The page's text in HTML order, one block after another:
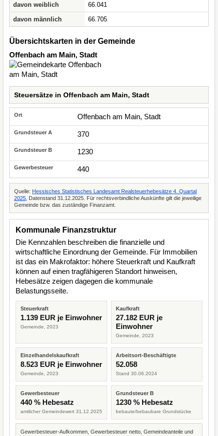
davon weiblich
66.041
davon männlich
66.705
Übersichtskarten in der Gemeinde
Offenbach am Main, Stadt
Steuersätze in Offenbach am Main, Stadt
Offenbach am Main, Stadt
370
1230
440
Quelle: Hessisches Statistisches Landesamt Realsteuerhebesätze 4. Quartal
2025 , Datenstand 31.12.2025. Für rechtsverbindliche Auskünfte gilt die jeweilige
Gemeinde bzw. das zuständige Finanzamt.
Kommunale Finanzstruktur
Die Kennzahlen beschreiben die finanzielle und
wirtschaftliche Einordnung der Gemeinde. Für Immobilien
ist das ein Makrofaktor: höhere Steuerkraft und Kaufkraft
können auf einen tragfähigeren Standort hinweisen,
Hebesätze zeigen dagegen die kommunale
Belastungsseite.
Steuerkraft
1.139 EUR je Einwohner
Gemeinde, 2023
Kaufkraft
27.182 EUR je
Einwohner
Gemeinde, 2023
Einzelhandelskaufkraft
8.523 EUR je Einwohner
Gemeinde, 2023
Arbeitsort-Beschäftigte
52.058
Stand 30.06.2024
Gewerbesteuer
440 % Hebesatz
amtlicher Gemeindewert 31.12.2025
Grundsteuer B
1230 % Hebesatz
bebaute/bebaubare Grundstücke
Gewerbesteuer-Aufkommen, Gewerbesteuer netto, Gemeindeanteile und